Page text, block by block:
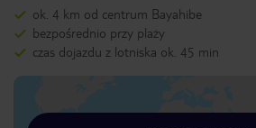
ok. 4 km od centrum Bayahibe
bezpośrednio przy plaży
czas dojazdu z lotniska ok. 45 min